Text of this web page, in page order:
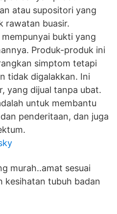
atau supositori yang
rawatan buasir.
bukti yang
Produk-produk ini
simptom tetapi
tidak digalakkan. Ini
yang dijual tanpa ubat.
untuk membantu
penderitaan, dan juga
murah..amat sesuai
kesihatan tubuh badan